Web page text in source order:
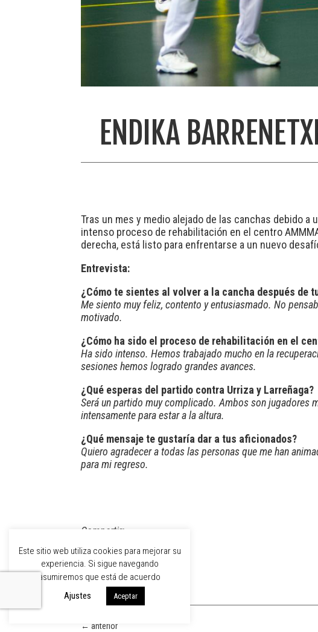
ENDIKA
Tras un mes y medio alejado de las canchas debido a
intenso proceso de rehabilitación en el centro
derecha, está listo para enfrentarse a un nuevo
Entrevista:
¿Cómo te sientes al volver a la cancha después de
Me siento muy feliz, contento y entusiasmado. No
motivado.
¿Cómo ha sido el proceso de rehabilitación en el
Ha sido intenso. Hemos trabajado mucho en la
sesiones hemos logrado grandes avances.
¿Qué esperas del partido contra Urriza y Larreñaga?
Será un partido muy complicado. Ambos son jugadores
intensamente para estar a la altura.
¿Qué mensaje te gustaría dar a tus aficionados?
Quiero agradecer a todas las personas que me han
para mi regreso.
Compartir:
←anterior
Este sitio web utiliza cookies para mejorar su
experiencia. Si sigue navegando
asumiremos que está de acuerdo
Ajustes
Aceptar